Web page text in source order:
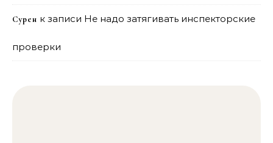
Сурен к записи Не надо затягивать инспекторские
проверки